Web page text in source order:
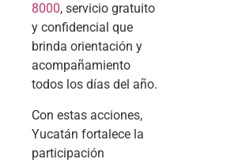
8000, servicio gratuito
y confidencial que
brinda orientación y
acompañamiento
todos los días del año.
Con estas acciones,
Yucatán fortalece la
participación